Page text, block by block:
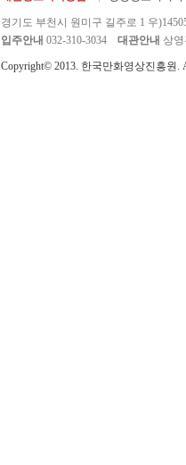
경기도 부천시 원미구 길주로 1 우
입주안내 032-310-3034 대관안내 상영
Copyright© 2013. 한국만화영상진흥원.